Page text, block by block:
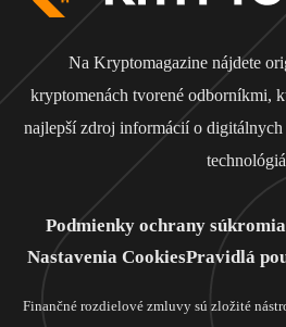
Na Kryptomagazine nájdete
kryptomenách tvorené odborníkmi,
najlepší zdroj informácií o digitálnych
Podmienky ochrany súkromia
Nastavenia CookiesPravidlá
Finančné rozdielové zmluvy sú zložité